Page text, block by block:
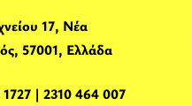
17, Νέα
57001, Ελλάδα
| 2310 464 007